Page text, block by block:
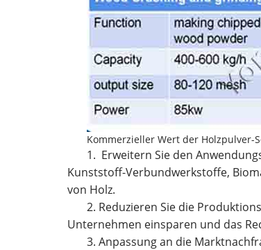
Kommerzieller Wert der Holzpulver-
1. Erweitern Sie den
Kunststoff-Verbundwerkstoffe,
von Holz.
2. Reduzieren Sie die
Unternehmen einsparen und das
3. Anpassung an die